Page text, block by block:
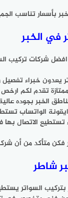
بأسعار تناسب
في الخبر
شركات تركيب
خبراء تفصيل
تقدم لكم
الخبر بجوده
الواتساب
فكن متأكد من أن
شاطر
السواتر